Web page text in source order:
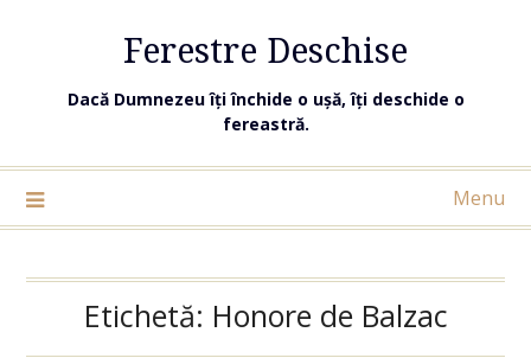
Ferestre Deschise
Dacă Dumnezeu îți închide o ușă, îți deschide o
fereastră.
Menu
Etichetă: Honore de Balzac